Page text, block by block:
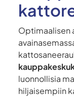
Optimaalisen
luonnollisia
hiljaisempiin